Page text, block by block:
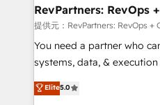
scale. 🏆 HubSpot’s CEO called us “the partner of the
future.” Others agree it is
measurable impact.
RevPartners: RevOps
提供元：RevPartners: RevOps +
You need a partner who
systems, data, & execution
bridge the gap where most
combining GTM strategy
Elite5.0